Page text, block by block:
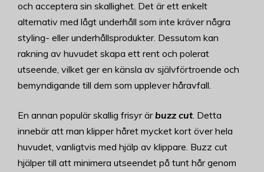
och acceptera sin skallighet. Det är ett enkelt
alternativ med lågt underhåll som inte kräver några
styling- eller underhållsprodukter. Dessutom kan
rakning av huvudet skapa ett rent och polerat
utseende, vilket ger en känsla av självförtroende och
bemyndigande till dem som upplever håravfall.
En annan populär skallig frisyr ärbuzz cut. Detta
innebär att man klipper håret mycket kort över hela
huvudet, vanligtvis med hjälp av klippare. Buzz cut
hjälper till att minimera utseendet på tunt hår genom